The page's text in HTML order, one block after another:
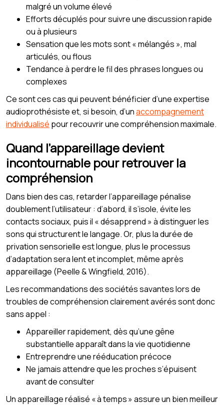
malgré un volume élevé
Efforts décuplés pour suivre une discussion rapide
ou à plusieurs
Sensation que les mots sont « mélangés », mal
articulés, ou flous
Tendance à perdre le fil des phrases longues ou
complexes
Ce sont ces cas qui peuvent bénéficier d’une expertise
audioprothésiste et, si besoin, d’unaccompagnement
individualisé pour recouvrir une compréhension maximale.
Quand l’appareillage devient
incontournable pour retrouver la
compréhension
Dans bien des cas, retarder l’appareillage pénalise
doublement l’utilisateur : d’abord, il s’isole, évite les
contacts sociaux, puis il « désapprend » à distinguer les
sons qui structurent le langage. Or, plus la durée de
privation sensorielle est longue, plus le processus
d’adaptation sera lent et incomplet, même après
appareillage (Peelle & Wingfield, 2016).
Les recommandations des sociétés savantes lors de
troubles de compréhension clairement avérés sont donc
sans appel :
Appareiller rapidement, dès qu’une gêne
substantielle apparaît dans la vie quotidienne
Entreprendre une rééducation précoce
Ne jamais attendre que les proches s’épuisent
avant de consulter
Un appareillage réalisé « à temps » assure un bien meilleur